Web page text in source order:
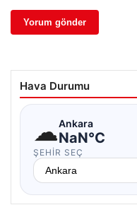
Hava Durumu
☁Ankara
NaN°C
ŞEHIR SEÇ